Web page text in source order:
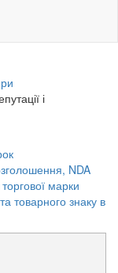
і
NDA
марки
товарного знаку в